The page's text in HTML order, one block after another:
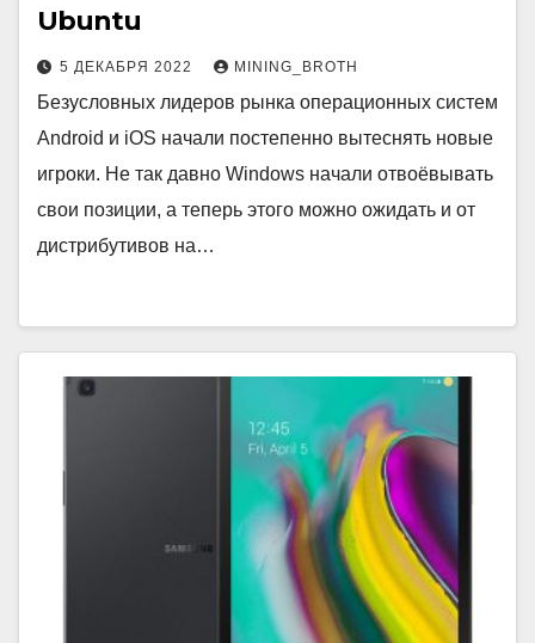
Ubuntu
5 ДЕКАБРЯ 2022 MINING_BROTH
Безусловных лидеров рынка операционных систем
Android и iOS начали постепенно вытеснять новые
игроки. Не так давно Windows начали отвоёвывать
свои позиции, а теперь этого можно ожидать и от
дистрибутивов на…